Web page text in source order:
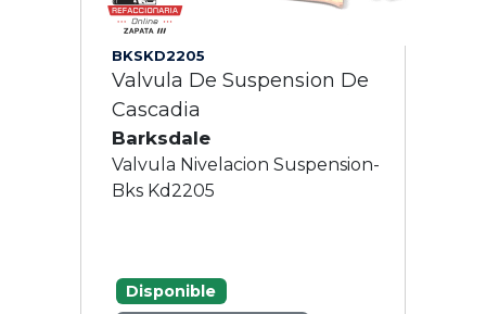
BKSKD2205
Valvula De Suspension De
Cascadia
Barksdale
Valvula Nivelacion Suspension-
Bks Kd2205
Disponible